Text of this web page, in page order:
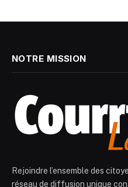
NOTRE MISSION
Rejoindre l’ensemble des
réseau de diffusion unique